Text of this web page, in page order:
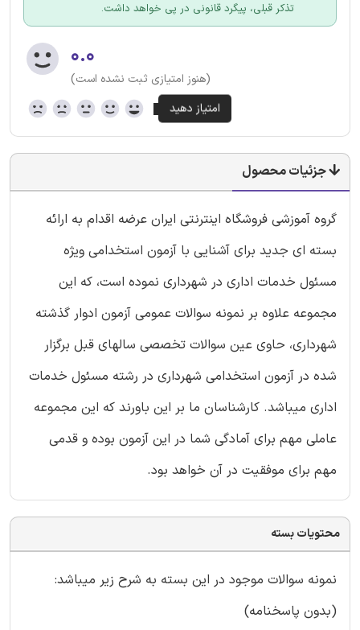
تذکر قبلی، پیگرد قانونی در پی خواهد داشت.
۰.۰
(هنوز امتیازی ثبت نشده است)
جزئیات محصول
گروه آموزشی فروشگاه اینترنتی ایران عرضه اقدام به ارائه
بسته ای جدید برای آشنایی با آزمون استخدامی ویژه
مسئول خدمات اداری در شهرداری نموده است، که این
مجموعه علاوه بر نمونه سوالات عمومی آزمون ادوار گذشته
شهرداری، حاوی عین سوالات تخصصی سالهای قبل برگزار
شده در آزمون استخدامی شهرداری در رشته مسئول خدمات
اداری میباشد. کارشناسان ما بر این باورند که این مجموعه
عاملی مهم برای آمادگی شما در این آزمون بوده و قدمی
مهم برای موفقیت در آن خواهد بود.
محتویات بسته
نمونه سوالات موجود در این بسته به شرح زیر میباشد:
(بدون پاسخنامه)